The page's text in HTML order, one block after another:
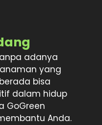
adanya
yang
bisa
dalam hidup
GoGreen
Anda.